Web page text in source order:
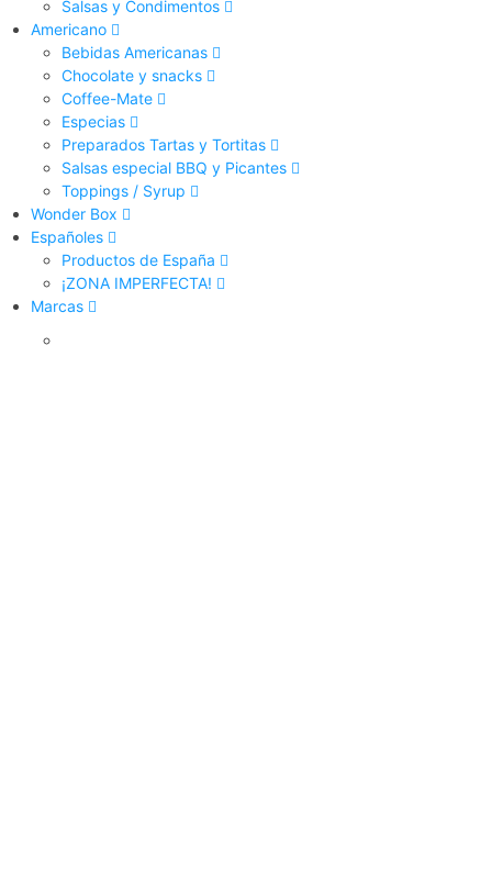
Salsas y Condimentos
Americano
Bebidas Americanas
Chocolate y snacks
Coffee-Mate
Especias
Preparados Tartas y Tortitas
Salsas especial BBQ y Picantes
Toppings / Syrup
Wonder Box
Españoles
Productos de España
¡ZONA IMPERFECTA!
Marcas